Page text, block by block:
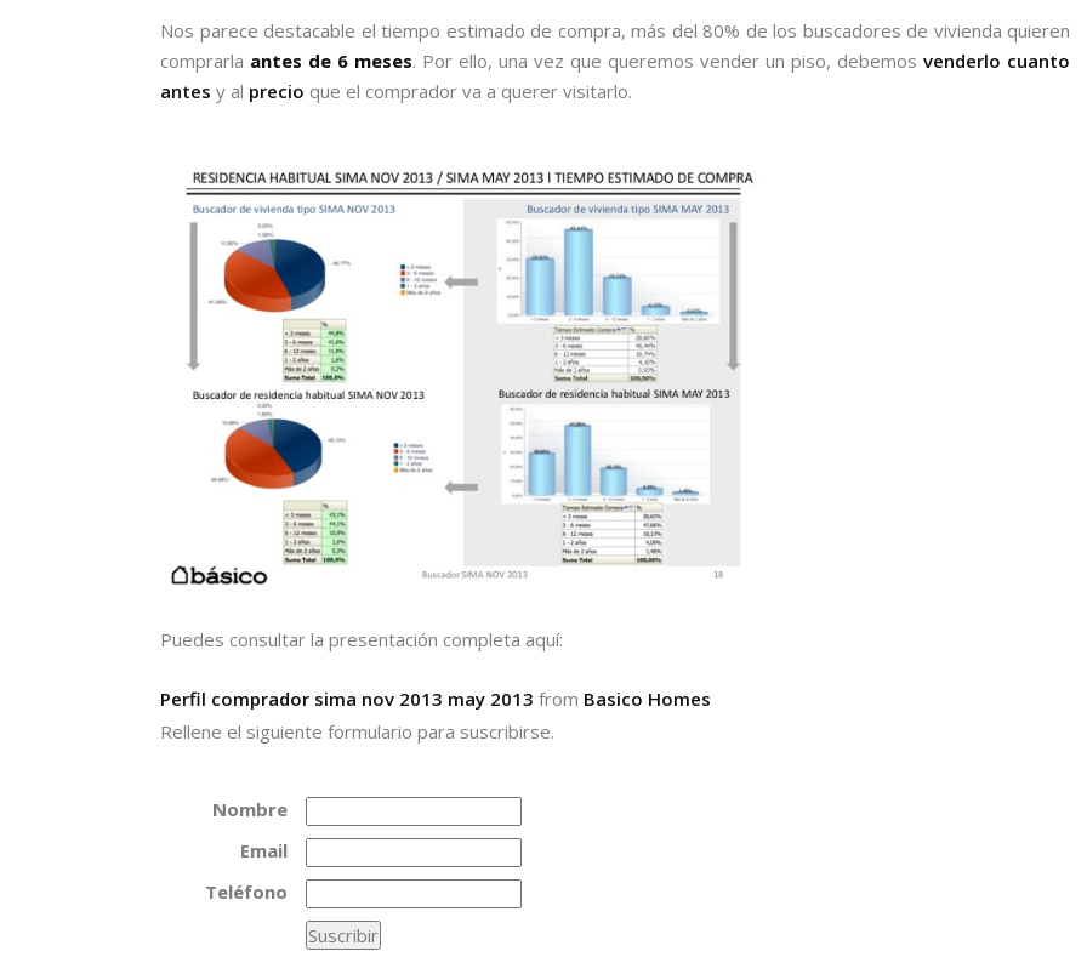
Nos parece destacable el tiempo estimado de compra, más del 80% de los buscadores de vivienda quieren
comprarla antes de 6 meses. Por ello, una vez que queremos vender un piso, debemos venderlo cuanto
antes y al precio que el comprador va a querer visitarlo.
Puedes consultar la presentación completa aquí:
Perfil comprador sima nov 2013 may 2013 from Basico Homes
Rellene el siguiente formulario para suscribirse.
Nombre
Email
Teléfono